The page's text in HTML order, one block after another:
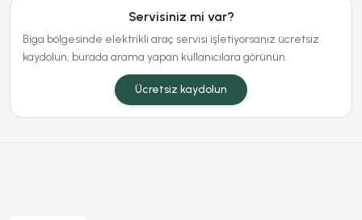
Servisiniz mi var?
Biga bölgesinde elektrikli araç servisi işletiyorsanız ücretsiz
kaydolun, burada arama yapan kullanıcılara görünün.
Ücretsiz kaydolun